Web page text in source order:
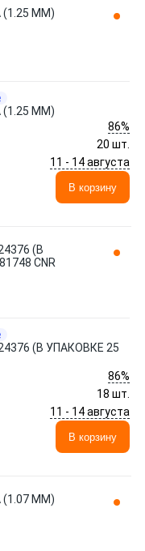
MM)
MM)
86%
20 шт.
11 - 14 августа
В корзину
(В
CNR
(В УПАКОВКЕ 25
86%
18 шт.
11 - 14 августа
В корзину
MM)